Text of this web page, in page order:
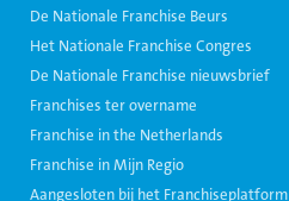
De Nationale Franchise Beurs
Het Nationale Franchise Congres
De Nationale Franchise nieuwsbrief
Franchises ter overname
Franchise in the Netherlands
Franchise in Mijn Regio
Aangesloten bij het Franchiseplatform